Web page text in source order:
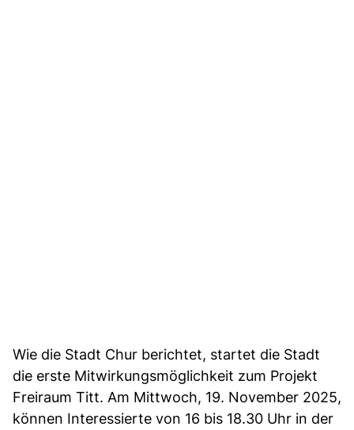
Wie die Stadt Chur berichtet, startet die Stadt
die erste Mitwirkungsmöglichkeit zum Projekt
Freiraum Titt. Am Mittwoch, 19. November 2025,
können Interessierte von 16 bis 18.30 Uhr in der